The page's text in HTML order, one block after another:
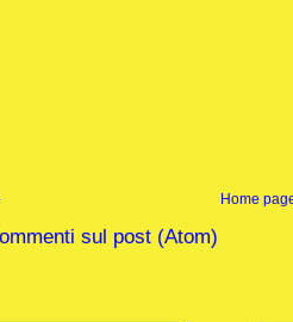
Home
sul post (Atom)